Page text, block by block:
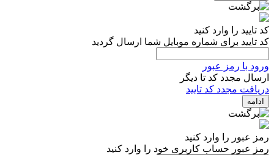
کد تایید را وارد کنید
کد تایید برای شماره موبایل شما ارسال گردید
ورود با رمز عبور
ارسال مجدد کد تا دیگر
دریافت مجدد کد تایید
ادامه
رمز عبور را وارد کنید
رمز عبور حساب کاربری خود را وارد کنید